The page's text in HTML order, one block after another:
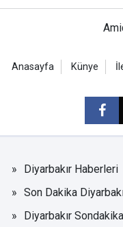
Anasayfa Künye
Diyarbakır Haberleri
Son Dakika
Diyarbakır Sondakika